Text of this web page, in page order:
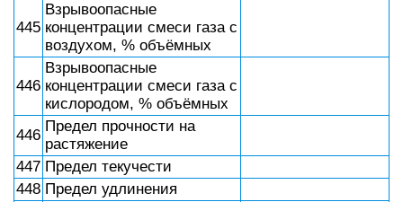
445
Взрывоопасные
концентрации смеси газа с
воздухом, % объёмных
446
Взрывоопасные
концентрации смеси газа с
кислородом, % объёмных
446
Предел прочности на
растяжение
447 Предел текучести
448 Предел удлинения